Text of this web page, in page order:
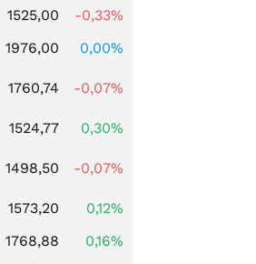
1525,00
-0,33%
1976,00
0,00%
1760,74 -0,07%
1524,77
0,30%
1498,50 -0,07%
1573,20
0,12%
1768,88
0,16%